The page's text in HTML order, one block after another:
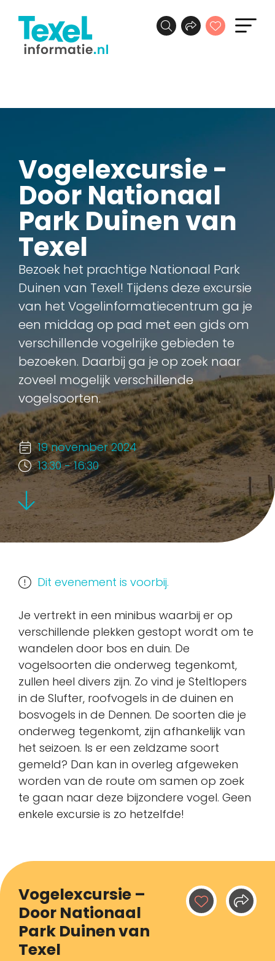
Vogelexcursie -
Door Nationaal
Park Duinen van
Texel
Bezoek het prachtige Nationaal Park
Duinen van Texel! Tijdens deze excursie
van het Vogelinformatiecentrum ga je
een middag op pad met een gids om
verschillende vogelrijke gebieden te
bezoeken. Daarbij ga je op zoek naar
zoveel mogelijk verschillende
vogelsoorten.
19 november 2024
13:30 - 16:30
Dit evenement is voorbij.
Vogelexcursie –
Door Nationaal
Park Duinen van
Texel
Je vertrekt in een minibus waarbij er op
verschillende plekken gestopt wordt om te
wandelen door bos en duin. De
vogelsoorten die onderweg tegenkomt,
zullen heel divers zijn. Zo vind je Steltlopers
in de Slufter, roofvogels in de duinen en
bosvogels in de Dennen. De soorten die je
onderweg tegenkomt, zijn afhankelijk van
het seizoen. Is er een zeldzame soort
gemeld? Dan kan in overleg afgeweken
worden van de route om samen op zoek
te gaan naar deze bijzondere vogel. Geen
enkele excursie is zo hetzelfde!